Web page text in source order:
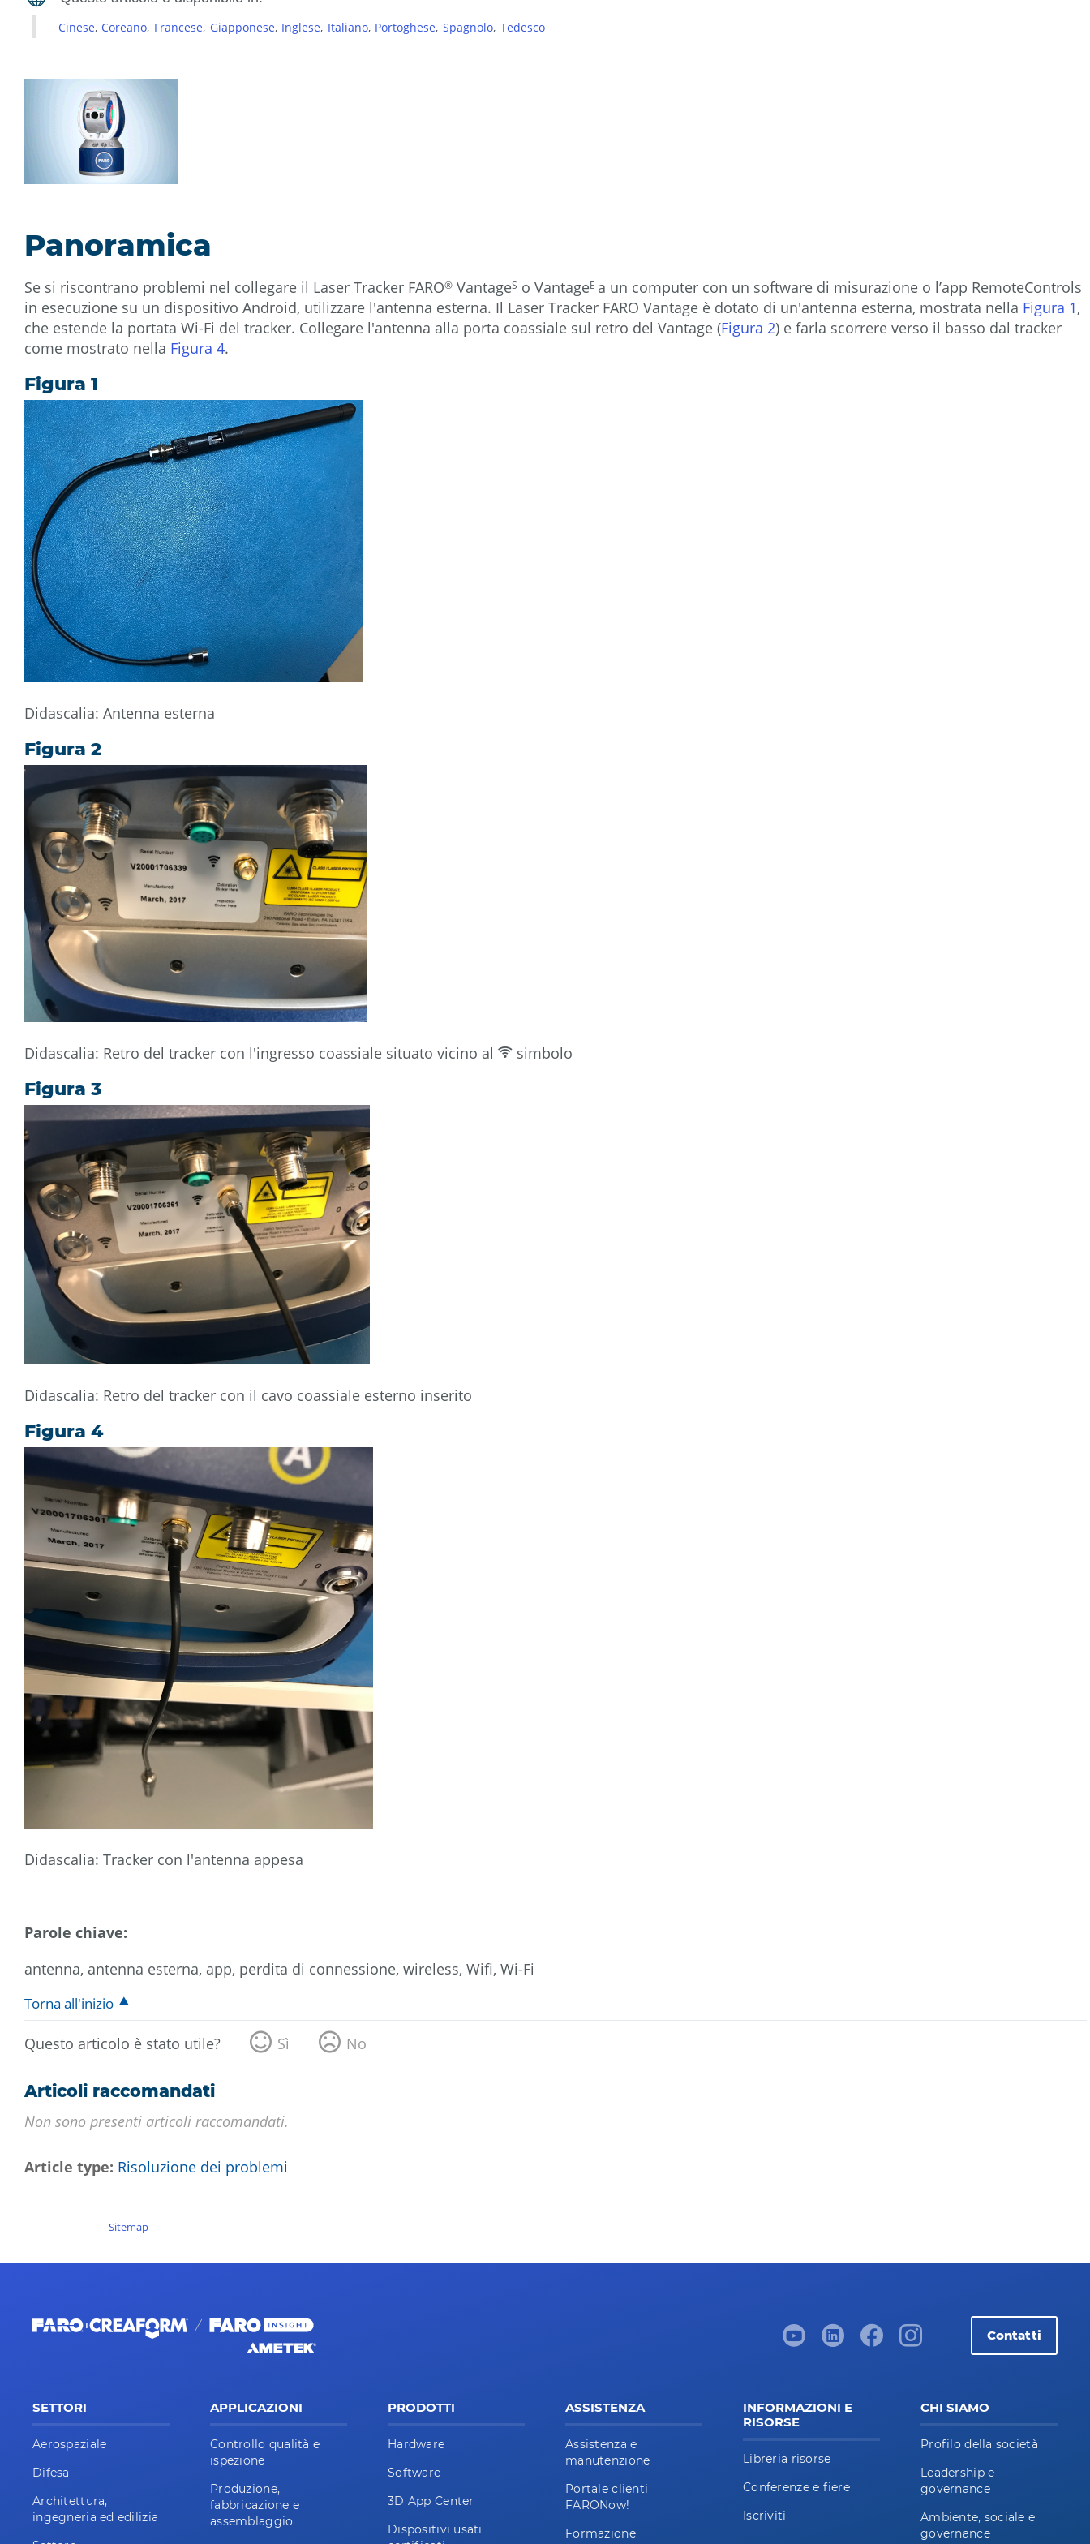
Cinese Coreano Francese Giapponese Inglese Italiano Portoghese Spagnolo Tedesco
Panoramica
Se si riscontrano problemi nel collegare il Laser Tracker FARO® VantageS o VantageE a un computer con un software di misurazione o l’app RemoteControls
in esecuzione su un dispositivo Android, utilizzare l'antenna esterna. Il Laser Tracker FARO Vantage è dotato di un'antenna esterna, mostrata nella Figura 1,
che estende la portata Wi-Fi del tracker. Collegare l'antenna alla porta coassiale sul retro del Vantage (Figura 2) e farla scorrere verso il basso dal tracker
come mostrato nella Figura 4.
Figura 1
Didascalia: Antenna esterna
Figura 2
Didascalia: Retro del tracker con l'ingresso coassiale situato vicino al simbolo
Figura 3
Didascalia: Retro del tracker con il cavo coassiale esterno inserito
Figura 4
Didascalia: Tracker con l'antenna appesa
Parole chiave:
antenna, antenna esterna, app, perdita di connessione, wireless, Wifi, Wi-Fi
Torna all'inizio
Questo articolo è stato utile? Sì No
Articoli raccomandati
Non sono presenti articoli raccomandati.
Article type Risoluzione dei problemi
Sitemap
Contatti
SETTORI
Aerospaziale
Difesa
Architettura,
ingegneria ed edilizia
APPLICAZIONI
Controllo qualità e
ispezione
Produzione,
fabbricazione e
assemblaggio
PRODOTTI
Hardware
Software
3D App Center
Dispositivi usati
ASSISTENZA
Assistenza e
manutenzione
Portale clienti
FARONow!
Formazione
INFORMAZIONI E
RISORSE
Libreria risorse
Conferenze e fiere
Iscriviti
CHI SIAMO
Profilo della società
Leadership e
governance
Ambiente, sociale e
governance